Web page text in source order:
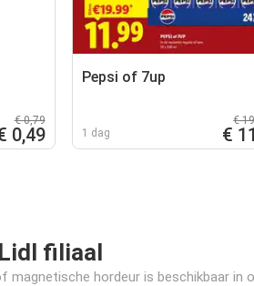
€ 0,79
0,49
Pepsi of 7up
1 dag
€
€
filiaal
magnetische hordeur is beschikbaar